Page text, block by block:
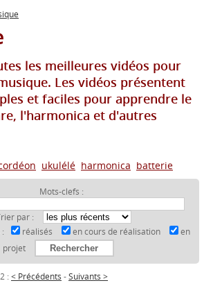
les meilleures vidéos pour
Les vidéos présentent
et faciles pour apprendre le
l'harmonica et d'autres
ukulélé harmonica batterie
Mots-clefs :
par :
réalisés en cours de réalisation
en
projet
:< Précédents -Suivants >